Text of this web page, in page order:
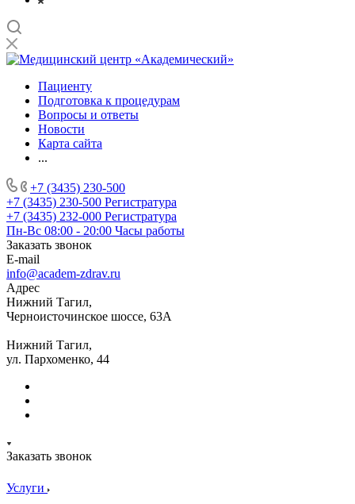
Пациенту
Подготовка к процедурам
Вопросы и ответы
Новости
Карта сайта
...
+7 (3435) 230-500
+7 (3435) 230-500 Регистратура
+7 (3435) 232-000 Регистратура
Пн-Вс 08:00 - 20:00 Часы работы
Заказать звонок
E-mail
info@academ-zdrav.ru
Адрес
Нижний Тагил,
Черноисточинское шоссе, 63А
Нижний Тагил,
ул. Пархоменко, 44
Заказать звонок
Услуги